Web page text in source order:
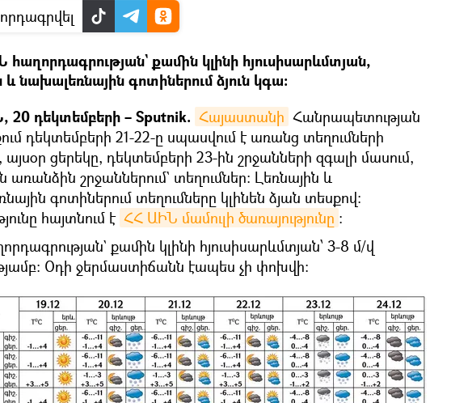
քամին կլինի հյուսիսարևմտյան,
և նախալեռնային գոտիներում ձյուն կգա։
դեկտեմբերի – Sputnik. Հայաստանի Հանրապետության
դեկտեմբերի 21-22-ը սպասվում է առանց տեղումների
ցերեկը, դեկտեմբերի 23-ին շրջանների զգալի մասում,
առանձին շրջաններում` տեղումներ։ Լեռնային և
գոտիներում տեղումները կլինեն ձյան տեսքով։
հայտնում է ՀՀ ԱԻՆ մամուլի ծառայությունը ։
քամին կլինի հյուսիսարևմտյան՝ 3-8 մ/վ
Օդի ջերմաստիճանն էապես չի փոխվի: